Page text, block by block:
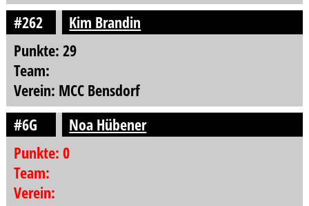
#262
Kim Brandin
Punkte: 29
Team:
Verein: MCC Bensdorf
#6G
Noa Hübener
Punkte: 0
Team:
Verein: